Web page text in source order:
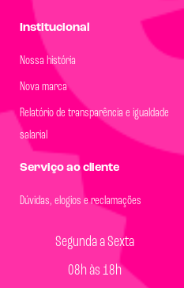
Institucional
Nossa história
Nova marca
Relatório de transparência e igualdade
salarial
Serviço ao cliente
Dúvidas, elogios e reclamações
Segunda a Sexta
08h às 18h